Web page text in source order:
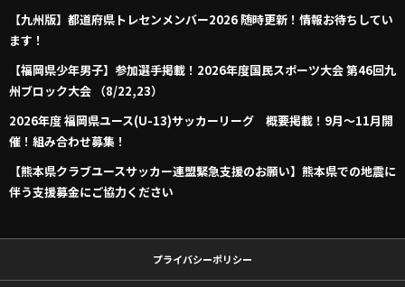
【九州版】都道府県トレセンメンバー2026 随時更新！情報お待ちしてい
ます！
【福岡県少年男子】参加選手掲載！2026年度国民スポーツ大会 第46回九
州ブロック大会 （8/22,23）
2026年度 福岡県ユース(U-13)サッカーリーグ 概要掲載！9月～11月開
催！組み合わせ募集！
【熊本県クラブユースサッカー連盟緊急支援のお願い】熊本県での地震に
伴う支援募金にご協力ください
プライバシーポリシー